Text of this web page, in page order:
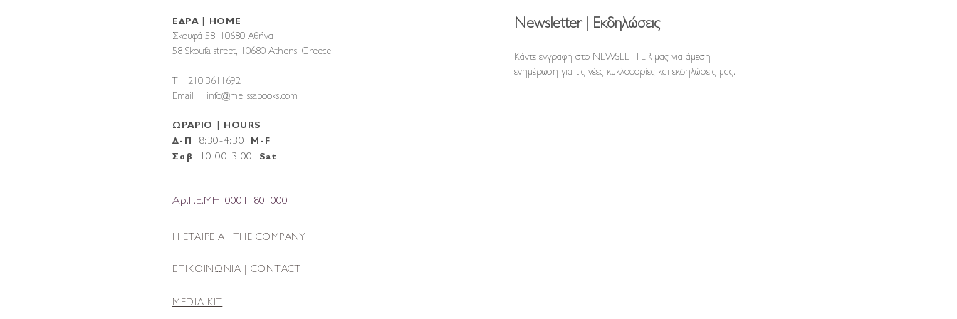
ΕΔΡΑ | HOME
Σκουφά 58, 10680 Αθήνα
58 Skoufa street, 10680 Athens, Greece
T. 210 3611692
Email info@melissabooks.com
ΩΡΑΡΙΟ | HOURS
Δ-Π
8:30-4:30 M-F
Σαβ
10 :00-3:00 Sat
Αρ.Γ.Ε.ΜΗ: 00011801000
Η ΕΤΑΙΡΕΙΑ | THE COMPANY
ΕΠΙΚΟΙΝΩΝΙΑ | CONTACT
MEDIA KIT
Newsletter | Εκδηλώσεις
Κάντε εγγραφή στο NEWSLETTER μας για άμεση
ενημέρωση για τις νέες κυκλοφορίες και εκδηλώσεις μας.